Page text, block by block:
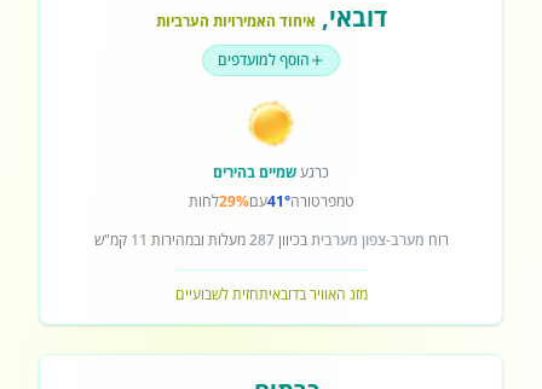
דובאי, איחוד האמירויות הערביות
הוסף למועדפים
כרגעשמיים בהירים
טמפרטורה41°עם29%לחות
רוח מערב-צפון מערביתבכיוון287מעלות ובמהירות 11 קמ"ש
מזג האוויר בדובאיתחזית לשבועיים